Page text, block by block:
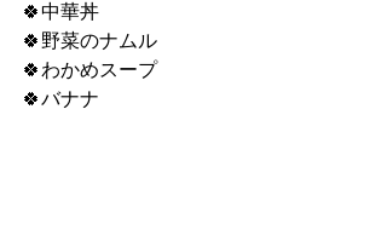
🍀中華丼
🍀野菜のナムル
🍀わかめスープ
🍀バナナ